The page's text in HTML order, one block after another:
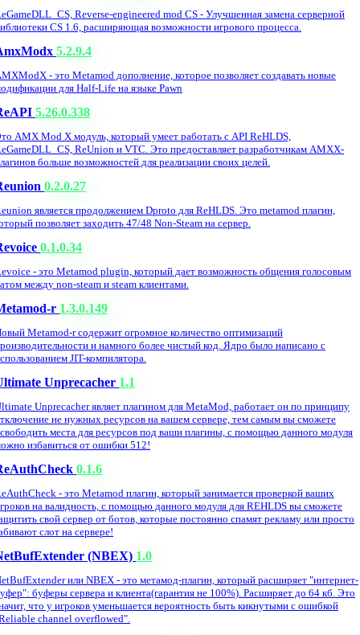
Reverse-engineered mod CS - Улучшенная замена серверной
CS 1.6, расширяющая возможности игрового процесса.
5.2.9.4
- это Metamod дополнение, которое позволяет создавать новые
для Half-Life на языке Pawn
5.26.0.338
AMX Mod X модуль, который умеет работать с API ReHLDS,
ReUnion и VTC. Это предоставляет разработчикам AMXX-
больше возможностей для реализации своих целей.
0.2.0.27
является продолжением Dproto для ReHLDS. Это metamod плагин,
позволяет заходить 47/48 Non-Steam на сервер.
0.1.0.34
- это Metamod plugin, который дает возможность общения голосовым
между non-steam и steam клиентами.
r 1.3.0.149
Metamod-r содержит огромное количество оптимизаций
и намного более чистый код. Ядро было написано с
JIT-компилятора.
Unprecacher 1.1
Unprecacher являет плагином для MetaMod, работает он по принципу
не нужных ресурсов на вашем сервере, тем самым вы сможете
места для ресурсов под ваши плагины, с помощью данного модуля
избавиться от ошибки 512!
0.1.6
- это Metamod плагин, который занимается проверкой ваших
на валидность, с помощью данного модуля для REHLDS вы сможете
свой сервер от ботов, которые постоянно спамят рекламу или просто
слот на сервере!
(NBEX) 1.0
или NBEX - это метамод-плагин, который расширяет "интернет-
буферы сервера и клиента(гарантия не 100%). Расширяет до 64 кб. Это
что у игроков уменьшается вероятность быть кикнутыми с ошибкой
channel overflowed".